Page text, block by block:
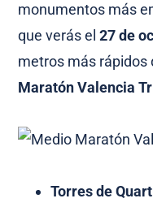
monumentos más
que verás el27 de
metros más rápidos
Maratón Valencia
Torres de Quart